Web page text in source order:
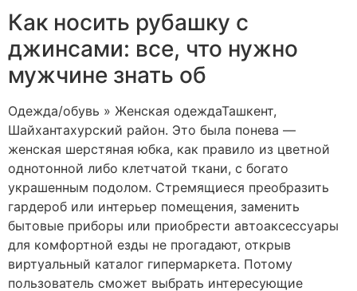
Как носить рубашку с
джинсами: все, что нужно
мужчине знать об
Одежда/обувь » Женская одеждаТашкент,
Шайхантахурский район. Это была понева —
женская шерстяная юбка, как правило из цветной
однотонной либо клетчатой ткани, с богато
украшенным подолом. Стремящиеся преобразить
гардероб или интерьер помещения, заменить
бытовые приборы или приобрести автоаксессуары
для комфортной езды не прогадают, открыв
виртуальный каталог гипермаркета. Потому
пользователь сможет выбрать интересующие